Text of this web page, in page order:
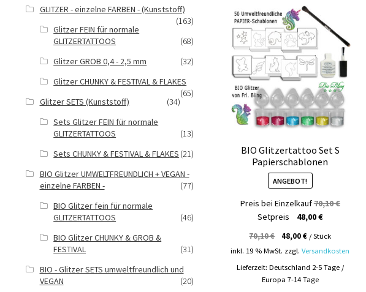
BIO Glitzertattoo Set S
Papierschablonen
ANGEBOT!
Preis bei Einzelkauf70,10€
Setpreis 48,00€Aktueller
48,00 €.
70,10€ 48,00€ /Stück
inkl. 19 % MwSt. zzgl.Versandkosten
Lieferzeit: Deutschland 2-5 Tage /
Europa 7-14 Tage
GLITZER - einzelne FARBEN - (Kunststoff)
(163)
Glitzer FEIN für normale
GLITZERTATTOOS
(68)
Glitzer GROB 0,4 - 2,5 mm
(32)
Glitzer CHUNKY & FESTIVAL & FLAKES
(65)
Glitzer SETS (Kunststoff)
(34)
Sets Glitzer FEIN für normale
GLITZERTATTOOS
(13)
Sets CHUNKY & FESTIVAL & FLAKES (21)
BIO Glitzer UMWELTFREUNDLICH + VEGAN -
einzelne FARBEN -
(77)
BIO Glitzer fein für normale
GLITZERTATTOOS
(46)
BIO Glitzer CHUNKY & GROB &
FESTIVAL
(31)
BIO - Glitzer SETS umweltfreundlich und
VEGAN
(20)